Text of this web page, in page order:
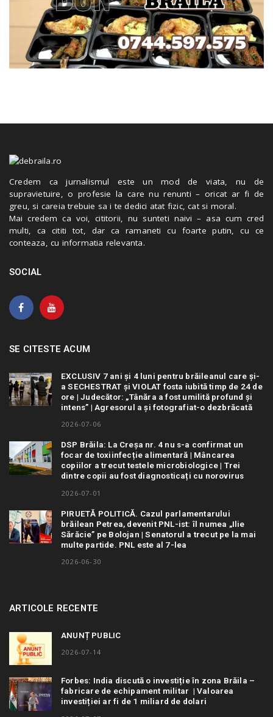
Credem ca jurnalismul este un mod de viata, nu de
supravietuire, o profesie la care nu renunti – oricat ar fi de
greu, si careia trebuie sa i te dedici atat fizic, cat si moral.
Mai credem ca voi, cititorii, nu sunteti naivi – asa cum cred
multi, ca cititi tot, dar ca ramaneti cu foarte putin, cu ce
conteaza, cu informatia relevanta.
SOCIAL
SE CITESTE ACUM
EXCLUSIV 7 ani și 4 luni pentru brăileanul care și-
a SECHESTRAT și VIOLAT fosta iubită timp de 24 de
ore | Judecător: „Tânăra a fost umilită profund și
intens” | Agresorul a și fotografiat-o dezbrăcată
2026-07-06
DSP Brăila: La Creșa nr. 4 nu s-a confirmat un
focar de toxiinfecție alimentară | Mâncarea
copiilor a trecut testele microbiologice | Trei
dintre copii au fost diagnosticați cu norovirus
2026-07-01
PIRUETĂ POLITICĂ. Cazul parlamentarului
brăilean Petrea, devenit PNL-ist: îl numea „Ilie
Sărăcie” pe Bolojan | Senatorul a trecut pe la mai
multe partide. PNL este al 7-lea
2026-06-30
ARTICOLE RECENTE
ANUNȚ PUBLIC
2026-07-14
Forbes: India discută o investiție în zona Brăila –
fabricare de echipament militar | Valoarea
investiției ar fi de 1 miliard de dolari